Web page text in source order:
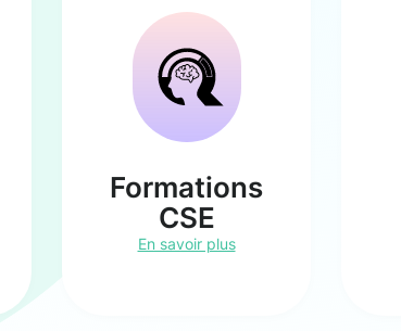
Formations
CSE
En savoir plus